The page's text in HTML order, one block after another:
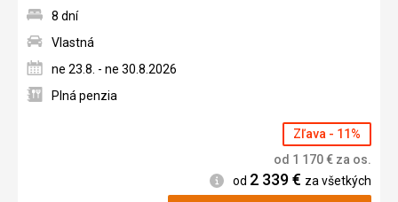
8 dní
Vlastná
ne 23.8. - ne 30.8.2026
Plná penzia
Zľava - 11%
od 1 170€ za os.
Informácie
od 2 339€ za všetkých